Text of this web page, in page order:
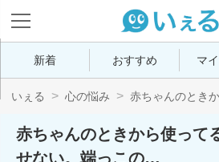
新着 おすすめ マ
いぇる 心の悩み 赤ちゃんのときか
赤ちゃんのときから使って
せない。端っこの…